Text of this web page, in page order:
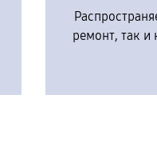
ремонт, так и